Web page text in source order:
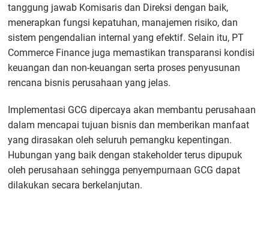
tanggung jawab Komisaris dan Direksi dengan baik,
menerapkan fungsi kepatuhan, manajemen risiko, dan
sistem pengendalian internal yang efektif. Selain itu, PT
Commerce Finance juga memastikan transparansi kondisi
keuangan dan non-keuangan serta proses penyusunan
rencana bisnis perusahaan yang jelas.
Implementasi GCG dipercaya akan membantu perusahaan
dalam mencapai tujuan bisnis dan memberikan manfaat
yang dirasakan oleh seluruh pemangku kepentingan.
Hubungan yang baik dengan stakeholder terus dipupuk
oleh perusahaan sehingga penyempurnaan GCG dapat
dilakukan secara berkelanjutan.